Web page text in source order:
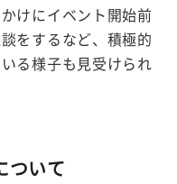
けにイベント開始前
をするなど、積極的
る様子も見受けられ
ついて